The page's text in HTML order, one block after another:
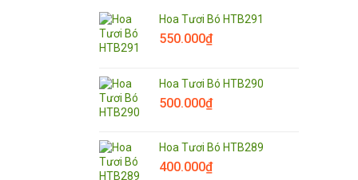
Hoa Tươi Bó HTB291
550.000₫
Hoa Tươi Bó HTB290
500.000₫
Hoa Tươi Bó HTB289
400.000₫